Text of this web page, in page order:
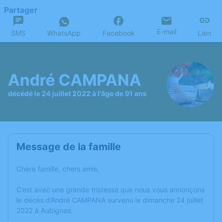
Partager
SMS WhatsApp Facebook E-mail Lien
André CAMPANA
décédé le 24 juillet 2022 à l'âge de 91 ans
Message de la famille
Chère famille, chers amis,
C’est avec une grande tristesse que nous vous annonçons
le décès d’André CAMPANA survenu le dimanche 24 juillet
2022 à Aubignas.